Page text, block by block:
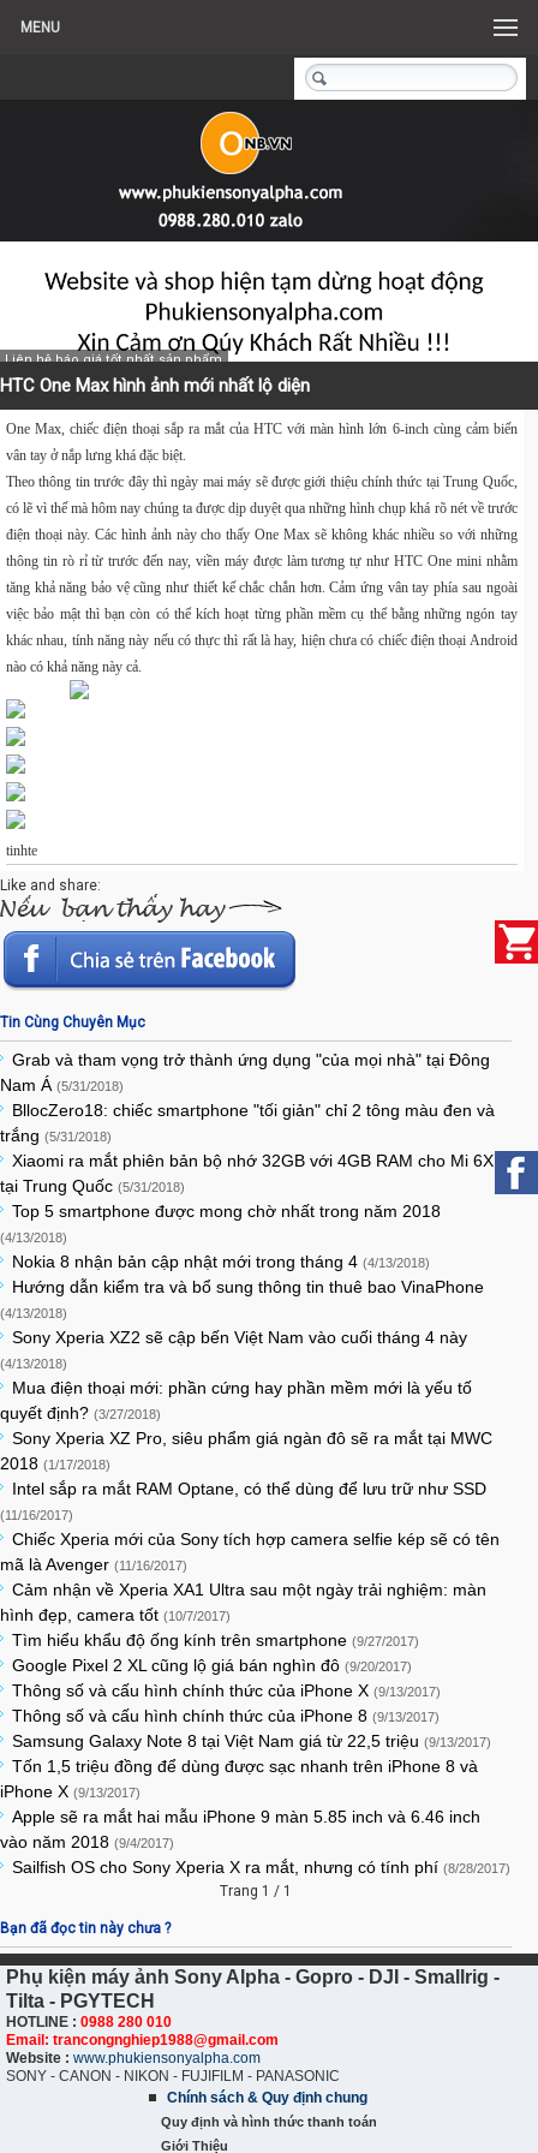
MENU
Liên hệ báo giá tốt nhất sản phẩm
HTC One Max hình ảnh mới nhất lộ diện
One Max, chiếc điện thoại sắp ra mắt củaHTC với màn hình lớn 6-inch cùng cảm biến
vân tay ở nắp lưng khá đặc biệt.
Theothông tin trước đâythì ngày mai máy sẽ được giới thiệu chính thức tại Trung Quốc,
có lẽ vì thế mà hôm nay chúng ta được dịp duyệt qua những hình chụp khá rõ nét về trước
điện thoại này. Các hình ảnh này cho thấyOne Max sẽ không khác nhiều so với những
thông tin rò rỉ từ trước đến nay, viền máy được làm tương tự như HTC Onemini nhằm
tăng khả năng bảo vệ cũng như thiết kế chắc chắn hơn. Cảm ứng vân tay phía sau ngoài
việc bảo mật thì bạn còn có thể kích hoạt từng phần mềm cụ thể bằng những ngón tay
khác nhau, tính năng này nếu có thực thì rất là hay, hiện chưa có chiếc điện thoại Android
nào có khả năng này cả.
tinhte
Like and share:
Tin Cùng Chuyên Mục
Grab và tham vọng trở thành ứng dụng "của mọi nhà" tại Đông
Nam Á (5/31/2018)
BllocZero18: chiếc smartphone "tối giản" chỉ 2 tông màu đen và
trắng (5/31/2018)
Xiaomi ra mắt phiên bản bộ nhớ 32GB với 4GB RAM cho Mi 6X
tại Trung Quốc (5/31/2018)
Top 5 smartphone được mong chờ nhất trong năm 2018
(4/13/2018)
Nokia 8 nhận bản cập nhật mới trong tháng 4 (4/13/2018)
Hướng dẫn kiểm tra và bổ sung thông tin thuê bao VinaPhone
(4/13/2018)
Sony Xperia XZ2 sẽ cập bến Việt Nam vào cuối tháng 4 này
(4/13/2018)
Mua điện thoại mới: phần cứng hay phần mềm mới là yếu tố
quyết định? (3/27/2018)
Sony Xperia XZ Pro, siêu phẩm giá ngàn đô sẽ ra mắt tại MWC
2018 (1/17/2018)
Intel sắp ra mắt RAM Optane, có thể dùng để lưu trữ như SSD
(11/16/2017)
Chiếc Xperia mới của Sony tích hợp camera selfie kép sẽ có tên
mã là Avenger (11/16/2017)
Cảm nhận về Xperia XA1 Ultra sau một ngày trải nghiệm: màn
hình đẹp, camera tốt (10/7/2017)
Tìm hiểu khẩu độ ống kính trên smartphone (9/27/2017)
Google Pixel 2 XL cũng lộ giá bán nghìn đô (9/20/2017)
Thông số và cấu hình chính thức của iPhone X (9/13/2017)
Thông số và cấu hình chính thức của iPhone 8 (9/13/2017)
Samsung Galaxy Note 8 tại Việt Nam giá từ 22,5 triệu (9/13/2017)
Tốn 1,5 triệu đồng để dùng được sạc nhanh trên iPhone 8 và
iPhone X (9/13/2017)
Apple sẽ ra mắt hai mẫu iPhone 9 màn 5.85 inch và 6.46 inch
vào năm 2018 (9/4/2017)
Sailfish OS cho Sony Xperia X ra mắt, nhưng có tính phí (8/28/2017)
Trang 1 / 1
Bạn đã đọc tin này chưa ?
Phụ kiện máy ảnh Sony Alpha - Gopro - DJI - Smallrig -
Tilta - PGYTECH
HOTLINE : 0988 280 010
Email: trancongnghiep1988@gmail.com
Website : www.phukiensonyalpha.com
SONY - CANON - NIKON - FUJIFILM - PANASONIC
Chính sách & Quy định chung
Quy định và hình thức thanh toán
Giới Thiệu